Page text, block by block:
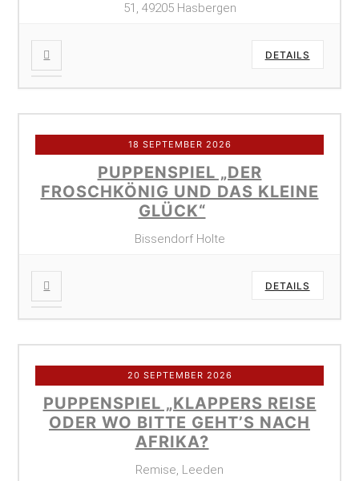
51, 49205 Hasbergen
DETAILS
18 SEPTEMBER 2026
PUPPENSPIEL „DER
FROSCHKÖNIG UND DAS KLEINE
GLÜCK“
Bissendorf Holte
DETAILS
20 SEPTEMBER 2026
PUPPENSPIEL „KLAPPERS REISE
ODER WO BITTE GEHT’S NACH
AFRIKA?
Remise, Leeden